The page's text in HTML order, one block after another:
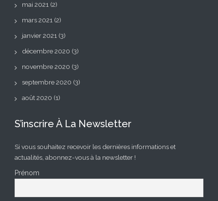
mai 2021 (2)
mars 2021 (2)
janvier 2021 (3)
décembre 2020 (3)
novembre 2020 (3)
septembre 2020 (3)
août 2020 (1)
S’inscrire À La Newsletter
Si vous souhaitez recevoir les dernières informations et
actualités, abonnez-vous à la newsletter !
Prénom